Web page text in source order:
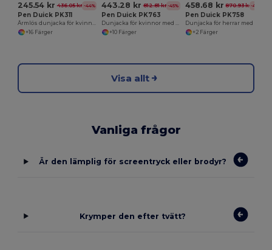
245.54 kr 436.05 kr -44%
Pen Duick PK311
Ärmlös dunjacka för kvinnor
+16 Färger
443.28 kr 812.81 kr -45%
Pen Duick PK763
Dunjacka för kvinnor med huva
+10 Färger
458.68 kr 870.93 kr-47%
Pen Duick PK758
+2 Färger
Visa allt
Vanliga frågor
Är den lämplig för screentryck eller brodyr?
Krymper den efter tvätt?